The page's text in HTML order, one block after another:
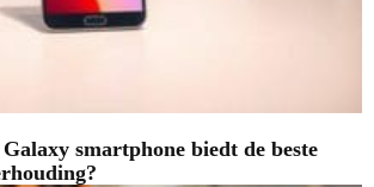
smartphone biedt de beste